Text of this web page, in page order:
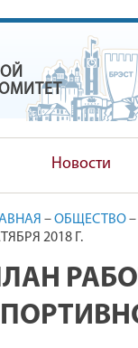
Новости
–ОБЩЕСТВО–
2018 Г.